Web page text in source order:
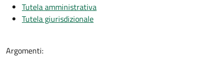
Tutela amministrativa
Tutela giurisdizionale
Argomenti: